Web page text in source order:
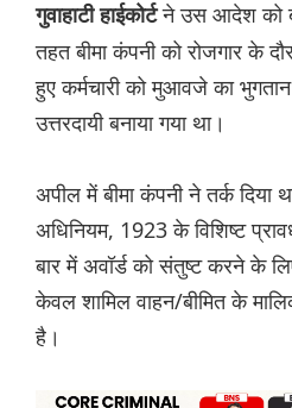
गुवाहाटी हाईकोर्टने उस आदेश को
तहत बीमा कंपनी को रोजगार के
हुए कर्मचारी को मुआवजे का
उत्तरदायी बनाया गया था।
अपील में बीमा कंपनी ने तर्क
अधिनियम, 1923 के विशिष्ट
बार में अवॉर्ड को संतुष्ट करने के
केवल शामिल वाहन/बीमित के
है।